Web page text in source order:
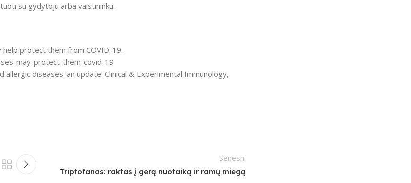
su gydytoju arba vaistininku.
help protect them from COVID-19.
may-protect-them-covid-19
diseases: an update. Clinical & Experimental Immunology,
Senesni
Triptofanas: raktas į gerą nuotaiką ir ramų miegą